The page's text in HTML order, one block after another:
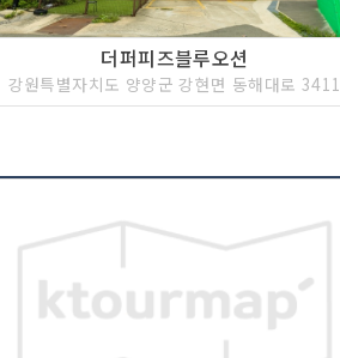
더퍼피즈블루오션
강원특별자치도 양양군 강현면 동해대로 3411